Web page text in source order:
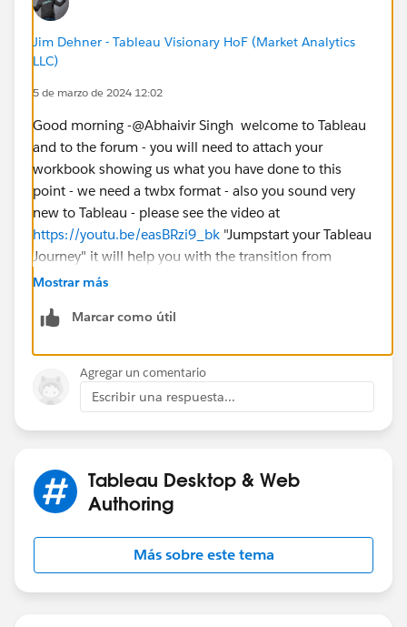
Jim Dehner - Tableau Visionary HoF (Market Analytics
LLC)
5 de marzo de 2024 12:02
Good morning -@Abhaivir Singh​ welcome to Tableau
and to the forum - you will need to attach your
workbook showing us what you have done to this
point - we need a twbx format - also you sound very
new to Tableau - please see the video at
https://youtu.be/easBRzi9_bk "Jumpstart your Tableau
Journey" it will help you with the transition from
spreadsheet to Tableau and answer the question you
Mostrar más
Marcar como útil
Agregar un comentario
Escribir una respuesta...
Tableau Desktop & Web
Authoring
Más sobre este tema